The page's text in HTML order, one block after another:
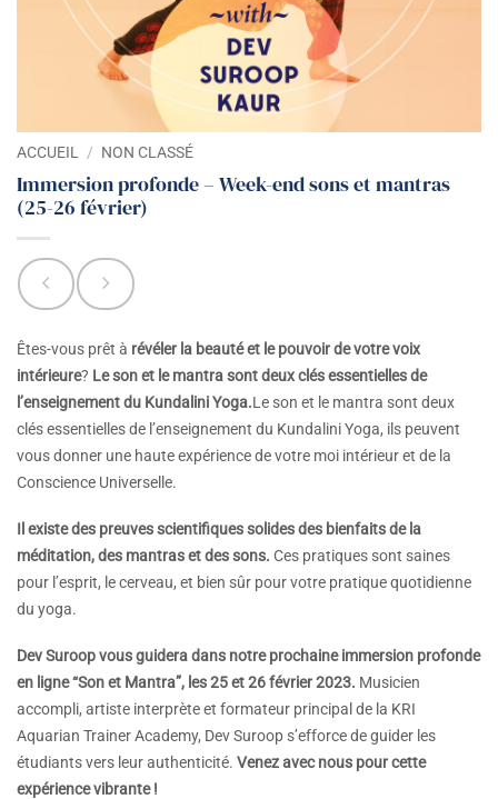
ACCUEIL / NON CLASSÉ
Immersion profonde – Week-end sons et mantras
(25-26 février)
Êtes-vous prêt à révéler la beauté et le pouvoir de votre voix
intérieure? Le son et le mantra sont deux clés essentielles de
l’enseignement du Kundalini Yoga.Le son et le mantra sont deux
clés essentielles de l’enseignement du Kundalini Yoga, ils peuvent
vous donner une haute expérience de votre moi intérieur et de la
Conscience Universelle.
Il existe des preuves scientifiques solides des bienfaits de la
méditation, des mantras et des sons. Ces pratiques sont saines
pour l’esprit, le cerveau, et bien sûr pour votre pratique quotidienne
du yoga.
Dev Suroop vous guidera dans notre prochaine immersion profonde
en ligne “Son et Mantra”, les 25 et 26 février 2023. Musicien
accompli, artiste interprète et formateur principal de la KRI
Aquarian Trainer Academy, Dev Suroop s’efforce de guider les
étudiants vers leur authenticité. Venez avec nous pour cette
expérience vibrante !